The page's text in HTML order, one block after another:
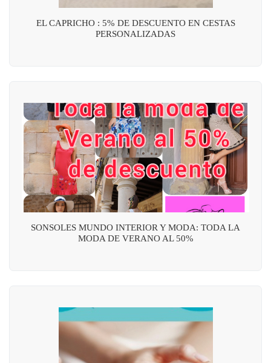
EL CAPRICHO : 5% DE DESCUENTO EN CESTAS
PERSONALIZADAS
SONSOLES MUNDO INTERIOR Y MODA: TODA LA
MODA DE VERANO AL 50%